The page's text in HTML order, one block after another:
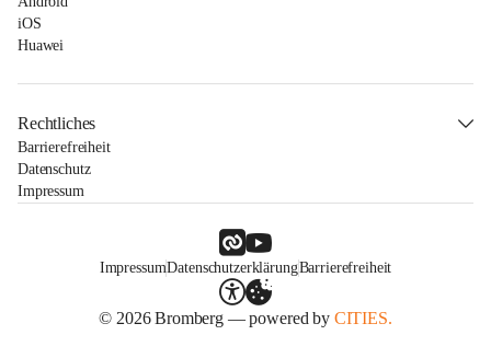
iOS
Huawei
Rechtliches
Barrierefreiheit
Datenschutz
Impressum
ImpressumDatenschutzerklärungBarrierefreiheit
© 2026 Bromberg — powered by CITIES.